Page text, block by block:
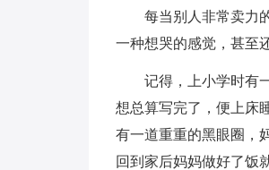
每当别人非常卖力
一种想哭的感觉，甚至
记得，上小学时有
想总算写完了，便上床
有一道重重的黑眼圈，
回到家后妈妈做好了饭